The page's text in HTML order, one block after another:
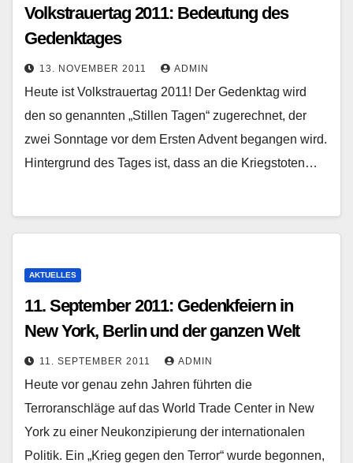
Volkstrauertag 2011: Bedeutung des
Gedenktages
13. NOVEMBER 2011 ADMIN
Heute ist Volkstrauertag 2011! Der Gedenktag wird
den so genannten „Stillen Tagen“ zugerechnet, der
zwei Sonntage vor dem Ersten Advent begangen wird.
Hintergrund des Tages ist, dass an die Kriegstoten…
AKTUELLES
11. September 2011: Gedenkfeiern in
New York, Berlin und der ganzen Welt
11. SEPTEMBER 2011 ADMIN
Heute vor genau zehn Jahren führten die
Terroranschläge auf das World Trade Center in New
York zu einer Neukonzipierung der internationalen
Politik. Ein „Krieg gegen den Terror“ wurde begonnen,